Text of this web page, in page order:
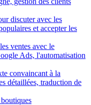
discuter avec les
et accepter les
ventes avec le
Ads, l'automatisation
convaincant à la
détaillées, traduction de